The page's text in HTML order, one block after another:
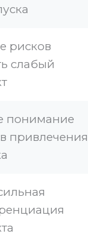
рисков
слабый
понимание
привлечения